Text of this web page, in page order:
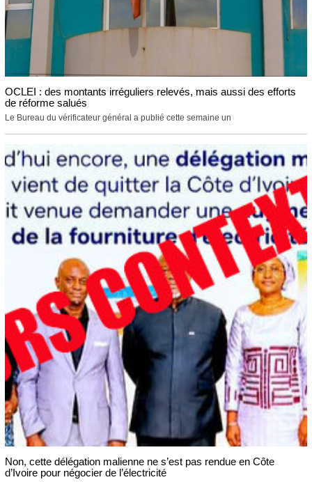
OCLEI : des montants irréguliers relevés, mais aussi des efforts
de réforme salués
Le Bureau du vérificateur général a publié cette semaine un
Non, cette délégation malienne ne s’est pas rendue en Côte
d’Ivoire pour négocier de l’électricité